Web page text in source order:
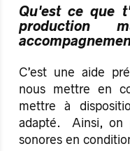
Qu'est ce que
production
C’est une aide
nous mettre en
mettre à
adapté. Ainsi, on
sonores en